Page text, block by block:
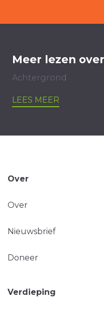
Meer lezen
Achtergrond
LEES MEER
Over
Over
Nieuwsbrief
Doneer
Verdieping